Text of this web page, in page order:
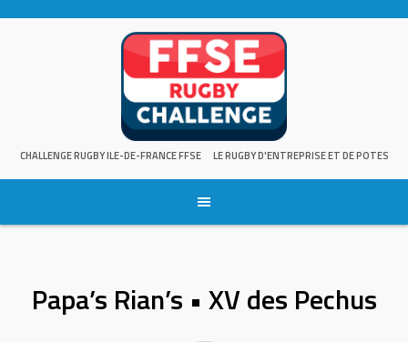
CHALLENGE RUGBY ILE-DE-FRANCE FFSE LE RUGBY D'ENTREPRISE ET DE POTES
Papa’s Rian’s • XV des Pechus